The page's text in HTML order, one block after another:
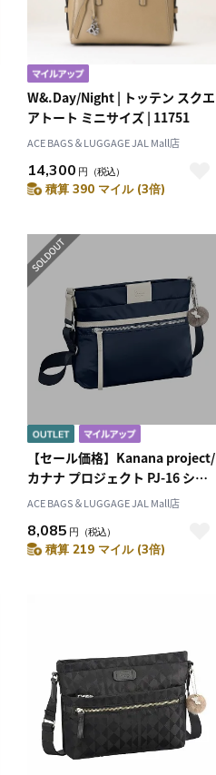
W&.Day/Night | トッテン スクエ
アトート ミニサイズ | 11751
ACE BAGS＆LUGGAGE JAL Mall店
14,300 円 （税込）
積算 390 マイル (3倍)
【セール価格】Kanana project/
カナナ プロジェクト PJ-16 ショ
ルダーバッグ 3L 280g 11901
ACE BAGS＆LUGGAGE JAL Mall店
8,085 円 （税込）
積算 219 マイル (3倍)